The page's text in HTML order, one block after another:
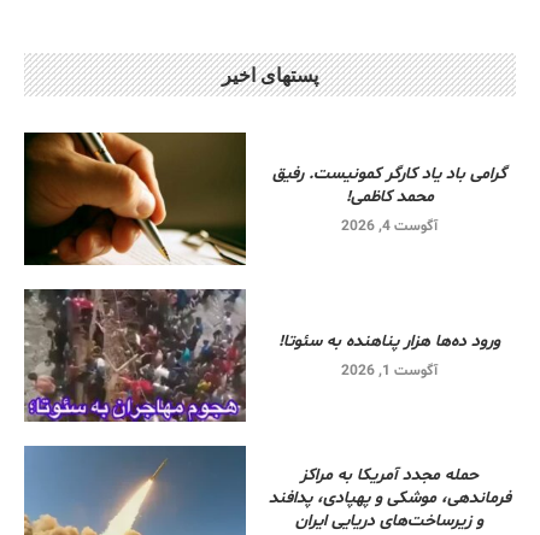
پستهای اخیر
گرامی باد یاد کارگر کمونیست. رفیق
محمد کاظمی!
آگوست 4, 2026
ورود ده‌ها هزار پناهنده به سئوتا!
آگوست 1, 2026
حمله مجدد آمریکا به مراکز
فرماندهی، موشکی و پهپادی، پدافند
و زیرساخت‌های دریایی ایران